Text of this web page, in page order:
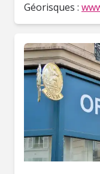
Géorisques :